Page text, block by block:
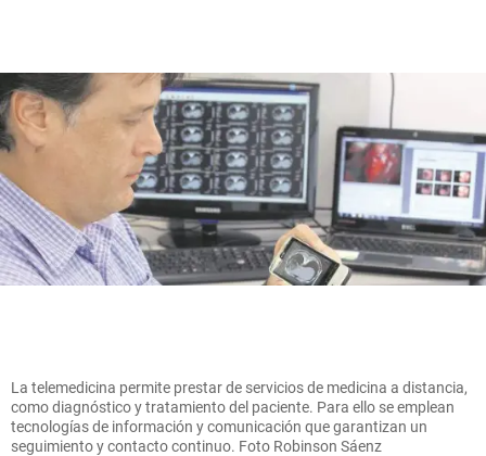
La telemedicina permite prestar de servicios de medicina a distancia,
como diagnóstico y tratamiento del paciente. Para ello se emplean
tecnologías de información y comunicación que garantizan un
seguimiento y contacto continuo. Foto Robinson Sáenz